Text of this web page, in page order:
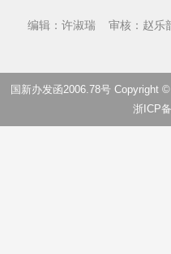
编辑：许淑瑞 审核：赵乐
国新办发函2006.78号 Copyright
浙ICP